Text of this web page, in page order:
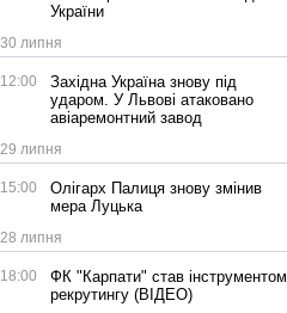
України
30 липня
12:00
Західна Україна знову під
ударом. У Львові атаковано
авіаремонтний завод
29 липня
15:00
Олігарх Палиця знову змінив
мера Луцька
28 липня
18:00
ФК "Карпати" став інструментом
рекрутингу (ВІДЕО)